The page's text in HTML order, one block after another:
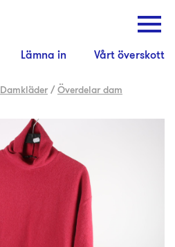
Lämna in Vårt överskott
Damkläder /Överdelar dam